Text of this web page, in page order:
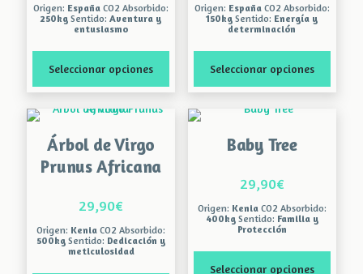
elegir
en
de
producto
elegir
en
de
producto
Origen: España CO2 Absorbido:
250kg Sentido:Aventura y
entusiasmo
Seleccionar opciones
producto
múltiples
variantes.
Las
se
elegir
en
Origen: EspañaCO2 Absorbido:
150kg Sentido: Energía y
determinación
Seleccionar opciones
producto
múltiples
opciones
se
pueden
en
la
Árbol de Virgo
Prunus Africana
29,90€
Origen: Kenia CO2 Absorbido:
500kg Sentido: Dedicación y
meticulosidad
Baby Tree
29,90€
Origen: KeniaCO2 Absorbido:
400kgSentido: Familia y
Protección
Seleccionar opciones